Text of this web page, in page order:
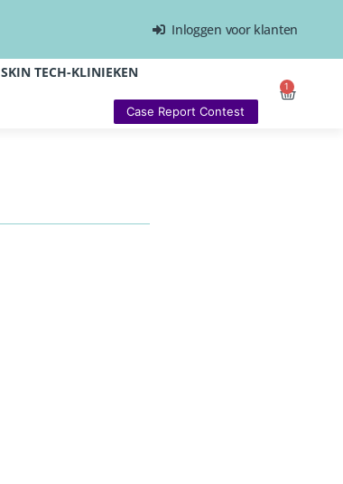
Inloggen voor klanten
SKIN TECH-KLINIEKEN
Case Report Contest
1